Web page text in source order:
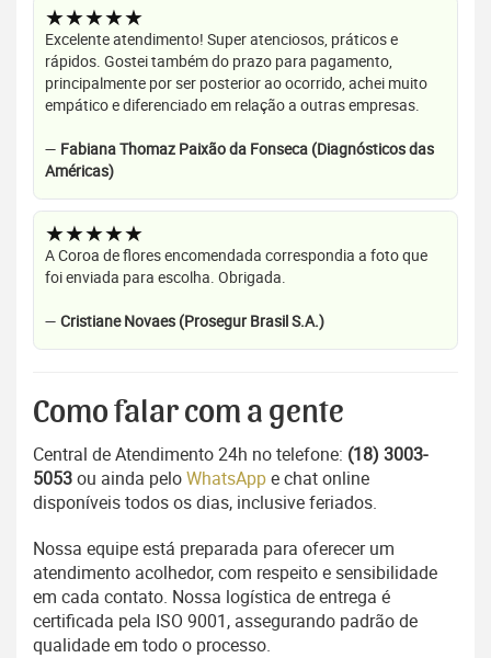
★★★★★
Excelente atendimento! Super atenciosos, práticos e
rápidos. Gostei também do prazo para pagamento,
principalmente por ser posterior ao ocorrido, achei muito
empático e diferenciado em relação a outras empresas.
— Fabiana Thomaz Paixão da Fonseca (Diagnósticos das
Américas)
★★★★★
A Coroa de flores encomendada correspondia a foto que
foi enviada para escolha. Obrigada.
— Cristiane Novaes (Prosegur Brasil S.A.)
Como falar com a gente
Central de Atendimento 24h no telefone: (18) 3003-
5053ou ainda peloWhatsAppe chat online
disponíveis todos os dias, inclusive feriados.
Nossa equipe está preparada para oferecer um
atendimento acolhedor, com respeito e sensibilidade
em cada contato. Nossa logística de entrega é
certificada pela ISO 9001, assegurando padrão de
qualidade em todo o processo.